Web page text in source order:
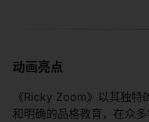
动画亮点
《Ricky Zoom》以其独特
和明确的品格教育，在众